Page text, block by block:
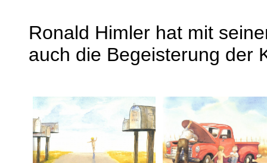
Ronald Himler hat mit
auch die Begeisterung der